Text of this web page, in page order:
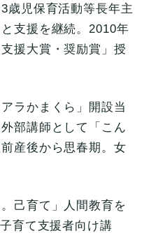
歳児保育活動等長年主
支援を継続。2010年
援大賞・奨励賞」授
ラかまくら」 開設当
部講師として「 こん
産後から思春期。女
己育て」人間教育を
育て支援者向け講